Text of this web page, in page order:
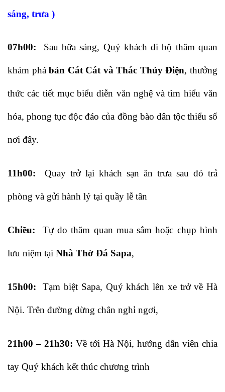
sáng, trưa )
07h00: Sau bữa sáng, Quý khách đi bộ thăm quan
khám phábản Cát Cát và Thác Thủy Điện, thưởng
thức các tiết mục biểu diễn văn nghệ và tìm hiểu văn
hóa, phong tục độc đáo của đồng bào dân tộc thiểu số
nơi đây.
11h00: Quay trở lại khách sạn ăn trưa sau đó trả
phòng và gửi hành lý tại quầy lễ tân
Chiều: Tự do thăm quan mua sắm hoặc chụp hình
lưu niệm tại Nhà Thờ Đá Sapa,
15h00: Tạm biệt Sapa, Quý khách lên xe trở về Hà
Nội. Trên đường dừng chân nghỉ ngơi,
21h00 – 21h30: Về tới Hà Nội, hướng dẫn viên chia
tay Quý khách kết thúc chương trình